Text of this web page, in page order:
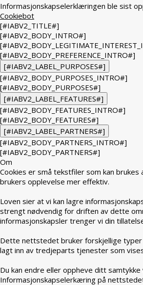
Informasjonskapselerklæringen ble sist
Cookiebot
[#IABV2_TITLE#]
[#IABV2_BODY_INTRO#]
[#IABV2_BODY_PREFERENCE_INTRO#]
[#IABV2_LABEL_PURPOSES#]
[#IABV2_BODY_PURPOSES_INTRO#]
[#IABV2_BODY_PURPOSES#]
[#IABV2_LABEL_FEATURES#]
[#IABV2_BODY_FEATURES_INTRO#]
[#IABV2_BODY_FEATURES#]
[#IABV2_LABEL_PARTNERS#]
[#IABV2_BODY_PARTNERS_INTRO#]
[#IABV2_BODY_PARTNERS#]
Om
Cookies er små tekstfiler som kan
brukers opplevelse mer effektiv.
Loven sier at vi kan lagre
strengt nødvendig for driften av dette
informasjonskapsler trenger vi din
Dette nettstedet bruker forskjellige typer
lagt inn av tredjeparts tjenester som
Du kan endre eller oppheve ditt samtykke
Informasjonskapselerkæring på